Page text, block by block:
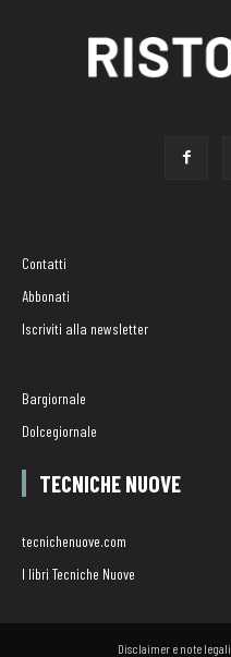
Contatti
Abbonati
Iscriviti alla newsletter
Bargiornale
Dolcegiornale
TECNICHE NUOVE
tecnichenuove.com
I libri Tecniche Nuove
Disclaimer e note legali